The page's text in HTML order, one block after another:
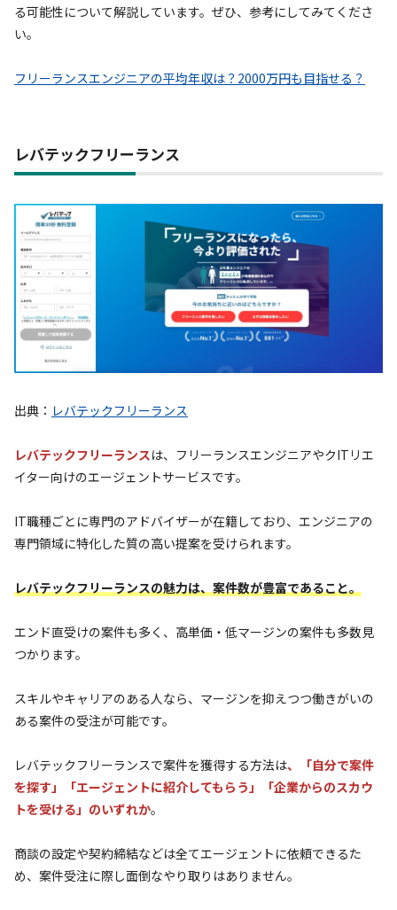
る可能性について解説しています。ぜひ、参考にしてみてくださ
い。
フリーランスエンジニアの平均年収は？2000万円も目指せる？
レバテックフリーランス
出典： レバテックフリーランス
レバテックフリーランスは、フリーランスエンジニアやクITリエ
イター向けのエージェントサービスです。
IT職種ごとに専門のアドバイザーが在籍しており、エンジニアの
専門領域に特化した質の高い提案を受けられます。
レバテックフリーランスの魅力は、案件数が豊富であること。
エンド直受けの案件も多く、高単価・低マージンの案件も多数見
つかります。
スキルやキャリアのある人なら、マージンを抑えつつ働きがいの
ある案件の受注が可能です。
レバテックフリーランスで案件を獲得する方法は、「自分で案件
を探す」「エージェントに紹介してもらう」「企業からのスカウ
トを受ける」のいずれか。
商談の設定や契約締結などは全てエージェントに依頼できるた
め、案件受注に際し面倒なやり取りはありません。